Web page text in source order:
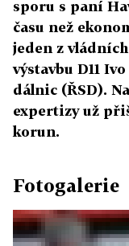
sporu s paní
času než
jeden z
výstavbu D11
dálnic (ŘSD).
expertizy už
korun.
Fotogalerie